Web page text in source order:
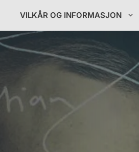
VILKÅR OG INFORMASJON